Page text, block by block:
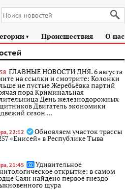
► Происшествия О нас
ГЛАВНЫЕ НОВОСТИ ДНЯ. 6 августа
на ссылки и смотрите: Колонки
не пустые Жеребьёвка партий
пора Криминальная
День железнодорожных
Двигатель экономики
сезон ...
22:12 Обновляем участок трассы
«Енисей» в Республике Тыва
21:45 Удивительное
открытие: в самом
Саян найдено первое гнездо
щура